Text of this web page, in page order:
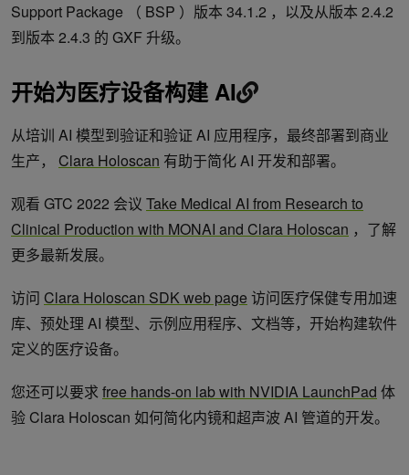
Support Package （ BSP ）版本 34.1.2 ，以及从版本 2.4.2
到版本 2.4.3 的 GXF 升级。
开始为医疗设备构建 AI
从培训 AI 模型到验证和验证 AI 应用程序，最终部署到商业
生产， Clara Holoscan 有助于简化 AI 开发和部署。
观看 GTC 2022 会议 Take Medical AI from Research to
Clinical Production with MONAI and Clara Holoscan ，了解
更多最新发展。
访问 Clara Holoscan SDK web page 访问医疗保健专用加速
库、预处理 AI 模型、示例应用程序、文档等，开始构建软件
定义的医疗设备。
您还可以要求free hands-on lab with NVIDIA LaunchPad 体
验 Clara Holoscan 如何简化内镜和超声波 AI 管道的开发。